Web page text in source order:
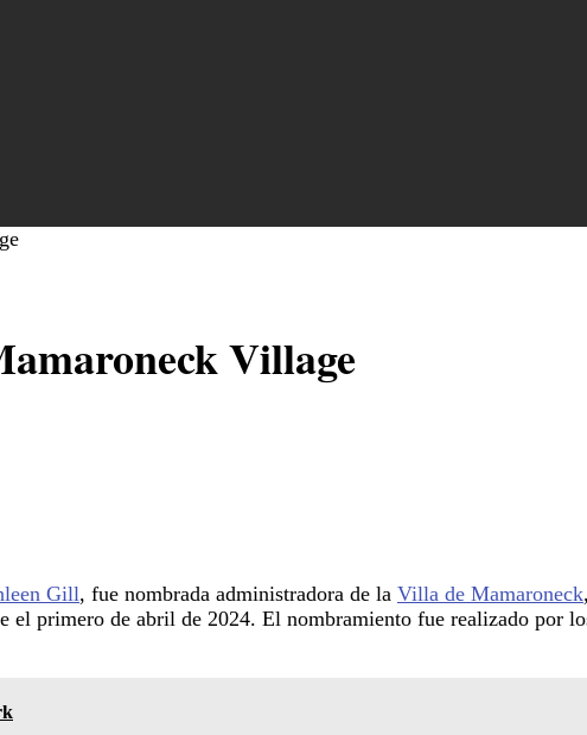
Village
Gill, fue nombrada administradora de la Villa de Mamaroneck
el primero de abril de 2024. El nombramiento fue realizado por